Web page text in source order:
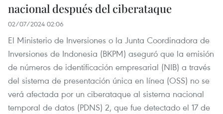
nacional después del ciberataque
02/07/2024 02:06
El Ministerio de Inversiones o la Junta Coordinadora de
Inversiones de Indonesia (BKPM) aseguró que la emisión
de números de identificación empresarial (NIB) a través
del sistema de presentación única en línea (OSS) no se
verá afectada por un ciberataque al sistema nacional
temporal de datos (PDNS) 2, que fue detectado el 17 de